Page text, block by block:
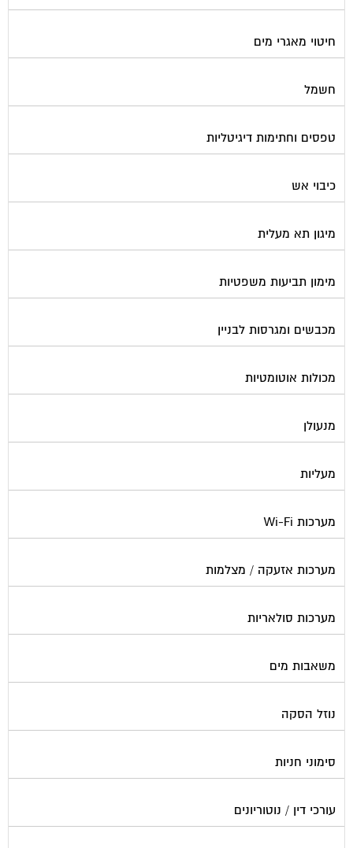
חיטוי מאגרי מים
חשמל
טפסים וחתימות דיגיטליות
כיבוי אש
מיגון תא מעלית
מימון תביעות משפטיות
מכבשים ומגרסות לבניין
מכולות אוטומטיות
מנעולן
מעליות
מערכות Wi-Fi
מערכות אזעקה / מצלמות
מערכות סולאריות
משאבות מים
נוזל הסקה
סימוני חניות
עורכי דין / נוטוריונים